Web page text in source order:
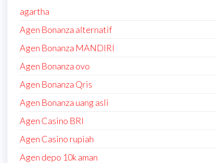
agartha
Agen Bonanza alternatif
Agen Bonanza MANDIRI
Agen Bonanza ovo
Agen Bonanza Qris
Agen Bonanza uang asli
Agen Casino BRI
Agen Casino rupiah
Agen depo 10k aman